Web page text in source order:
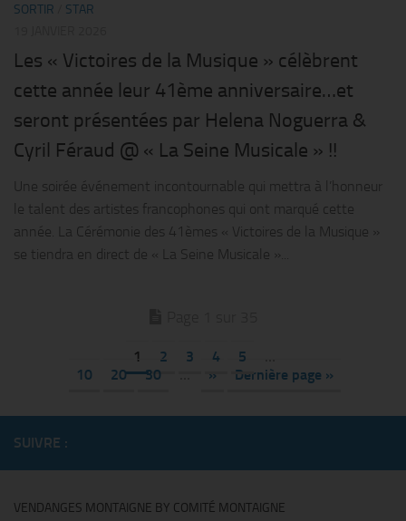
SORTIR
STAR
Les « Victoires de la Musique » célèbrent
cette année leur 41ème anniversaire…et
seront présentées par Helena Noguerra &
Cyril Féraud @ « La Seine Musicale » !!
Une soirée événement incontournable qui mettra à l’honneur
le talent des artistes francophones qui ont marqué cette
année. La Cérémonie des 41èmes « Victoires de la Musique »
se tiendra en direct de « La Seine Musicale »...
1 2 3 4 5
10
20 30 » Dernière page »
SUIVRE :
VENDANGES MONTAIGNE BY COMITÉ MONTAIGNE